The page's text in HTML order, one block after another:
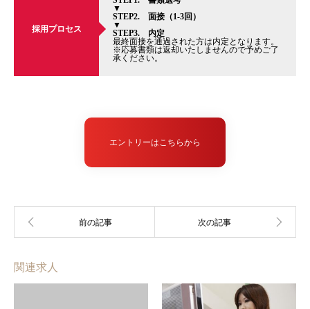
採用プロセス
▼
STEP2. 面接（1-3回）
▼
STEP3. 内定
最終面接を通過された方は内定となります。
※応募書類は返却いたしませんので予めご了
承ください。
エントリーはこちらから
関連求人